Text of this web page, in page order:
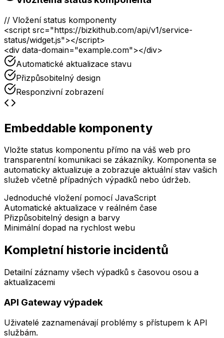
// Vložení status komponenty
<script src="https://bizkithub.com/api/v1/service-
status/widget.js"></script>
<div data-domain="example.com"></div>
Automatické aktualizace stavu
Přizpůsobitelný design
Responzivní zobrazení
Embeddable komponenty
Vložte status komponentu přímo na váš web pro
transparentní komunikaci se zákazníky. Komponenta se
automaticky aktualizuje a zobrazuje aktuální stav vašich
služeb včetně případných výpadků nebo údržeb.
Jednoduché vložení pomocí JavaScript
Automatické aktualizace v reálném čase
Přizpůsobitelný design a barvy
Minimální dopad na rychlost webu
Kompletní historie incidentů
Detailní záznamy všech výpadků s časovou osou a
aktualizacemi
API Gateway výpadek
Uživatelé zaznamenávají problémy s přístupem k API
službám.